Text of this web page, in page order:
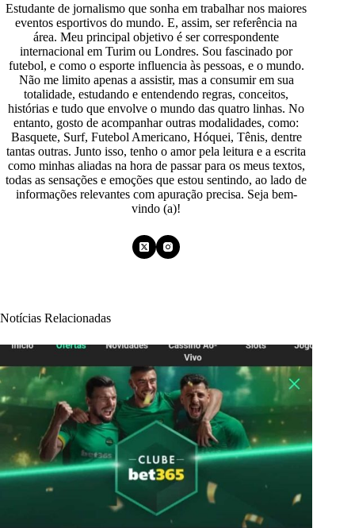
Estudante de jornalismo que sonha em trabalhar nos maiores
eventos esportivos do mundo. E, assim, ser referência na
área. Meu principal objetivo é ser correspondente
internacional em Turim ou Londres. Sou fascinado por
futebol, e como o esporte influencia às pessoas, e o mundo.
Não me limito apenas a assistir, mas a consumir em sua
totalidade, estudando e entendendo regras, conceitos,
histórias e tudo que envolve o mundo das quatro linhas. No
entanto, gosto de acompanhar outras modalidades, como:
Basquete, Surf, Futebol Americano, Hóquei, Tênis, dentre
tantas outras. Junto isso, tenho o amor pela leitura e a escrita
como minhas aliadas na hora de passar para os meus textos,
todas as sensações e emoções que estou sentindo, ao lado de
informações relevantes com apuração precisa. Seja bem-
vindo (a)!
Notícias Relacionadas